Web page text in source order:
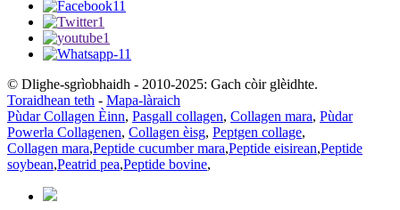
© Dlighe-sgrìobhaidh - 2010-2025: Gach còir glèidhte.
Toraidhean teth - Mapa-làraich
Pùdar Collagen Èinn, Pasgall collagen, Collagen mara, Pùdar
Powerla Collagenen, Collagen èisg, Peptgen collage,
Collagen mara,Peptide cucumber mara,Peptide eisirean,Peptide
soybean,Peatrid pea,Peptide bovine,